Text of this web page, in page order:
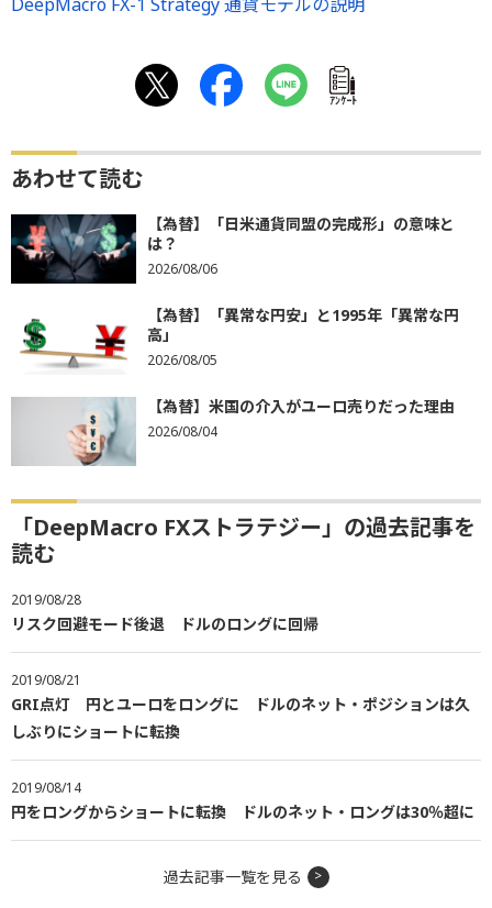
ｱﾝｹｰﾄ
あわせて読む
【為替】「日米通貨同盟の完成形」の意味と
は？
2026/08/06
【為替】「異常な円安」と1995年「異常な円
高」
2026/08/05
【為替】米国の介入がユーロ売りだった理由
2026/08/04
「DeepMacro FXストラテジー」の過去記事を
読む
2019/08/28
リスク回避モード後退 ドルのロングに回帰
2019/08/21
GRI点灯 円とユーロをロングに ドルのネット・ポジションは久
しぶりにショートに転換
2019/08/14
円をロングからショートに転換 ドルのネット・ロングは30％超に
過去記事一覧を見る